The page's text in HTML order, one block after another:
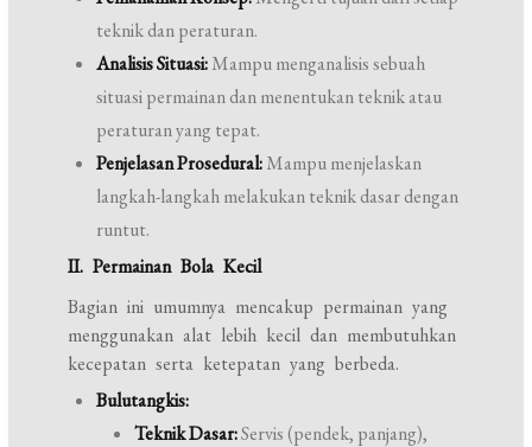
teknik dan peraturan.
Analisis Situasi:Mampu menganalisis sebuah
situasi permainan dan menentukan teknik atau
peraturan yang tepat.
Penjelasan Prosedural:Mampu menjelaskan
langkah-langkah melakukan teknik dasar dengan
runtut.
II. Permainan Bola Kecil
Bagian ini umumnya mencakup permainan yang
menggunakan alat lebih kecil dan membutuhkan
kecepatan serta ketepatan yang berbeda.
Bulutangkis:
Teknik Dasar:Servis (pendek, panjang),